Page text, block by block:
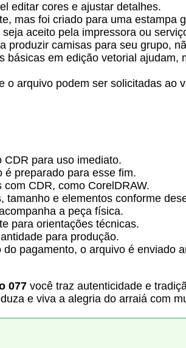
editar cores e ajustar detalhes.
mas foi criado para uma estampa
aceito pela impressora ou
produzir camisas para seu grupo,
básicas em edição vetorial ajudam,
o arquivo podem ser solicitadas ao
CDR para uso imediato.
é preparado para esse fim.
CDR, como CorelDRAW.
tamanho e elementos conforme
a peça física.
para orientações técnicas.
para produção.
pagamento, o arquivo é enviado
077 você traz autenticidade e
e viva a alegria do arraiá com